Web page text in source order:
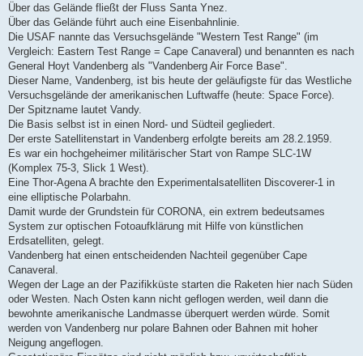
Über das Gelände fließt der Fluss Santa Ynez.
Über das Gelände führt auch eine Eisenbahnlinie.
Die USAF nannte das Versuchsgelände "Western Test Range" (im
Vergleich: Eastern Test Range = Cape Canaveral) und benannten es nach
General Hoyt Vandenberg als "Vandenberg Air Force Base".
Dieser Name, Vandenberg, ist bis heute der geläufigste für das Westliche
Versuchsgelände der amerikanischen Luftwaffe (heute: Space Force).
Der Spitzname lautet Vandy.
Die Basis selbst ist in einen Nord- und Südteil gegliedert.
Der erste Satellitenstart in Vandenberg erfolgte bereits am 28.2.1959.
Es war ein hochgeheimer militärischer Start von Rampe SLC-1W
(Komplex 75-3, Slick 1 West).
Eine Thor-Agena A brachte den Experimentalsatelliten Discoverer-1 in
eine elliptische Polarbahn.
Damit wurde der Grundstein für CORONA, ein extrem bedeutsames
System zur optischen Fotoaufklärung mit Hilfe von künstlichen
Erdsatelliten, gelegt.
Vandenberg hat einen entscheidenden Nachteil gegenüber Cape
Canaveral.
Wegen der Lage an der Pazifikküste starten die Raketen hier nach Süden
oder Westen. Nach Osten kann nicht geflogen werden, weil dann die
bewohnte amerikanische Landmasse überquert werden würde. Somit
werden von Vandenberg nur polare Bahnen oder Bahnen mit hoher
Neigung angeflogen.